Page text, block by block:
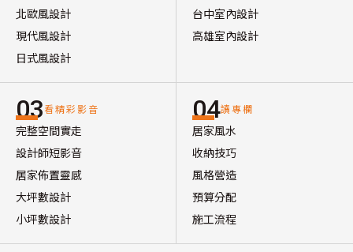
北歐風設計
現代風設計
日式風設計
台中室內設計
高雄室內設計
03看精彩影音
完整空間實走
設計師短影音
居家佈置靈感
大坪數設計
小坪數設計
04讀專欄
居家風水
收納技巧
風格營造
預算分配
施工流程